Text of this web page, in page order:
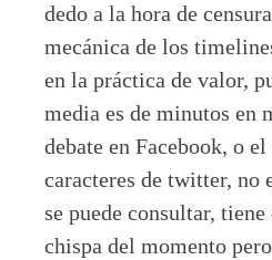
dedo a la hora de
mecánica de los
en la práctica de valor,
media es de minutos en
debate en Facebook, o
caracteres de twitter, no
se puede consultar,
chispa del momento